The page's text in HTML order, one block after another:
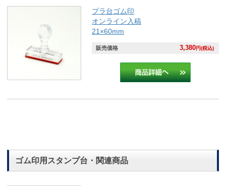
プラ台ゴム印
オンライン入稿
21×60mm
販売価格 3,380円(税込)
ゴム印用スタンプ台・関連商品